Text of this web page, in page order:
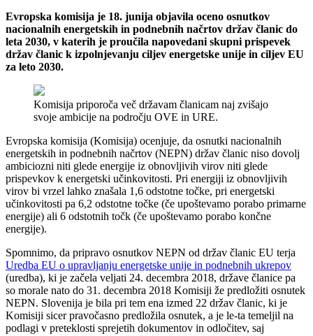
Evropska komisija je 18. junija objavila oceno osnutkov
nacionalnih energetskih in podnebnih načrtov držav članic do
leta 2030, v katerih je proučila napovedani skupni prispevek
držav članic k izpolnjevanju ciljev energetske unije in ciljev EU
za leto 2030.
Komisija priporoča več državam članicam naj zvišajo
svoje ambicije na področju OVE in URE.
Evropska komisija (Komisija) ocenjuje, da osnutki nacionalnih
energetskih in podnebnih načrtov (NEPN) držav članic niso dovolj
ambiciozni niti glede energije iz obnovljivih virov niti glede
prispevkov k energetski učinkovitosti. Pri energiji iz obnovljivih
virov bi vrzel lahko znašala 1,6 odstotne točke, pri energetski
učinkovitosti pa 6,2 odstotne točke (če upoštevamo porabo primarne
energije) ali 6 odstotnih točk (če upoštevamo porabo končne
energije).
Spomnimo, da pripravo osnutkov NEPN od držav članic EU terja
Uredba EU o upravljanju energetske unije in podnebnih ukrepov
(uredba), ki je začela veljati 24. decembra 2018, države članice pa
so morale nato do 31. decembra 2018 Komisiji že predložiti osnutek
NEPN. Slovenija je bila pri tem ena izmed 22 držav članic, ki je
Komisiji sicer pravočasno predložila osnutek, a je le-ta temeljil na
podlagi v preteklosti sprejetih dokumentov in odločitev, saj